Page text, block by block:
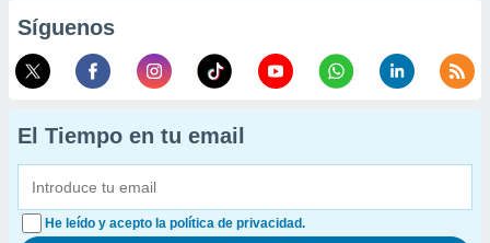
Síguenos
El Tiempo en tu email
He leído y acepto la política de privacidad.